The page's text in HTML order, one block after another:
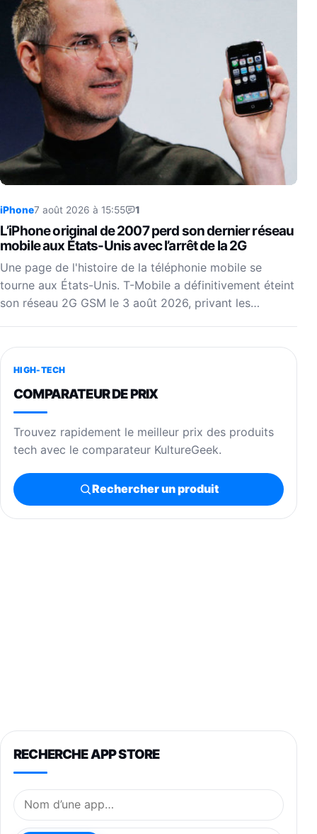
iPhone7 août 2026 à 15:55 1
L’iPhone original de 2007 perd son dernier réseau
mobile aux États-Unis avec l’arrêt de la 2G
Une page de l'histoire de la téléphonie mobile se
tourne aux États-Unis. T-Mobile a définitivement éteint
son réseau 2G GSM le 3 août 2026, privant les…
HIGH-TECH
COMPARATEUR DE PRIX
Trouvez rapidement le meilleur prix des produits
tech avec le comparateur KultureGeek.
Rechercher un produit
RECHERCHE APP STORE
Nom de l’application